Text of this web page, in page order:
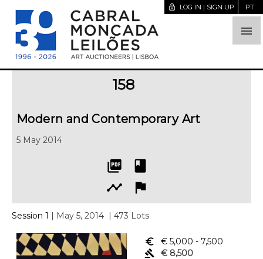

lock_open LOG IN | SIGN UP PT
158
Modern and Contemporary Art
5 May 2014
picture_as_pdf
book
timeline
flag
Session 1 | May 5, 2014 | 473 Lots
euro_symbol € 5,000 - 7,500
gavel
€ 8,500